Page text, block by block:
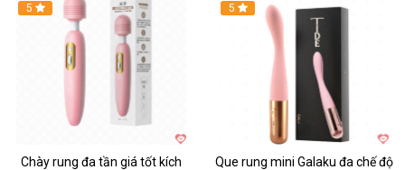
Hot
5
Chày rung đa tần giá tốt kích
Hot
5
Que rung mini Galaku đa chế độ